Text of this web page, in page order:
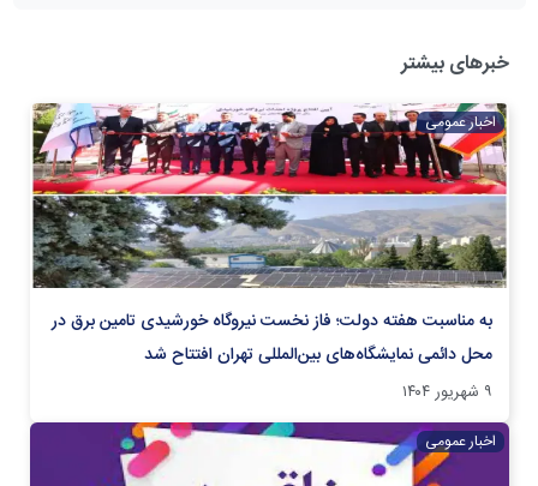
خبرهای بیشتر
اخبار عمومی
به مناسبت هفته دولت؛ فاز نخست نیروگاه خورشیدی تامین برق در
محل دائمی نمایشگاه‌های بین‌المللی تهران افتتاح شد
۹ شهریور ۱۴۰۴
اخبار عمومی